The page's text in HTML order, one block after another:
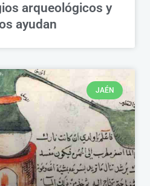
arqueológicos y
ayudan
JAÉN